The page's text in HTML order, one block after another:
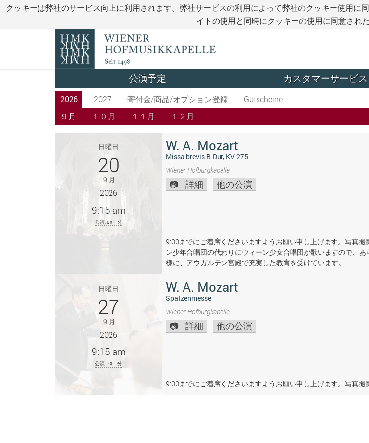
クッキーは弊社のサービス向上に利用されます。弊社サービスの利用によって弊社のクッキー使用に
イトの使用と同時にクッキーの使用に同意され
公演予定 カスタマーサービス
2026 2027 寄付金/商品/オプション登録
Gutscheine
９月
１０月 １１月 １２月
日曜日
20
９月
2026
9:15 am
公演: 80 分
W. A. Mozart
Missa brevis B-Dur, KV 275
Wiener Hofburgkapelle
詳細 他の公演
9:00までにご着席くださいますようお願い申し上げます。写真撮
ン少年合唱団の代わりにウィーン少女合唱団が歌いますので、
様に、アウガルテン宮殿で充実した教育を受けています。
日曜日
27
９月
2026
9:15 am
公演: 70 分
W. A. Mozart
Spatzenmesse
Wiener Hofburgkapelle
詳細 他の公演
9:00までにご着席くださいますようお願い申し上げます。写真撮